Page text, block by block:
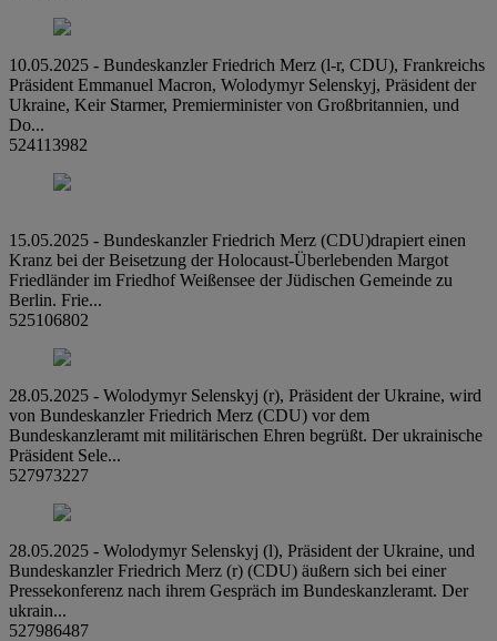
10.05.2025 - Bundeskanzler Friedrich Merz (l-r, CDU), Frankreichs
Präsident Emmanuel Macron, Wolodymyr Selenskyj, Präsident der
Ukraine, Keir Starmer, Premierminister von Großbritannien, und
Do...
524113982
15.05.2025 - Bundeskanzler Friedrich Merz (CDU)drapiert einen
Kranz bei der Beisetzung der Holocaust-Überlebenden Margot
Friedländer im Friedhof Weißensee der Jüdischen Gemeinde zu
Berlin. Frie...
525106802
28.05.2025 - Wolodymyr Selenskyj (r), Präsident der Ukraine, wird
von Bundeskanzler Friedrich Merz (CDU) vor dem
Bundeskanzleramt mit militärischen Ehren begrüßt. Der ukrainische
Präsident Sele...
527973227
28.05.2025 - Wolodymyr Selenskyj (l), Präsident der Ukraine, und
Bundeskanzler Friedrich Merz (r) (CDU) äußern sich bei einer
Pressekonferenz nach ihrem Gespräch im Bundeskanzleramt. Der
ukrain...
527986487